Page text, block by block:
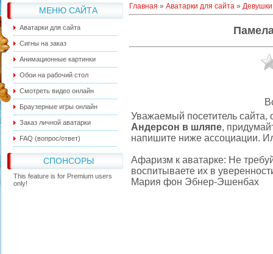
МЕНЮ САЙТА
Аватарки для сайта
Сигны на заказ
Анимационные картинки
Обои на рабочий стол
Смотреть видео онлайн
Браузерные игры онлайн
Заказ личной аватарки
FAQ (вопрос/ответ)
СПОНСОРЫ
This feature is for Premium users
only!
Главная » Аватарки для сайта »
Уважаемый посетитель сайта,
Андерсон в шляпе,
напишите ниже ассоциации.
Афаризм к аватарке: Не
воспитываете их в
Мария фон Эбнер-Эшенбах